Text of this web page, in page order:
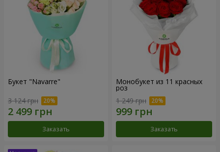
Букет "Navarre"
3 124 грн
Заказать
Монобукет из 11 красных
роз
1 249 грн
Заказать